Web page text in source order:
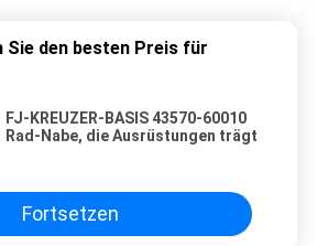
Sie den besten Preis für
FJ-KREUZER-BASIS 43570-60010
Rad-Nabe, die Ausrüstungen trägt
Fortsetzen